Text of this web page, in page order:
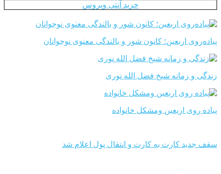
خرید آنتی ویروس
پیاده‌روی اربعین؛ کانون شور و بالندگی معنوی نوجوانان
زندگی و زمانه شیخ فضل الله نوری
پیاده روی اربعین ومشکل خانواده
سقف جدید کارت به کارت و انتقال پول اعلام شد